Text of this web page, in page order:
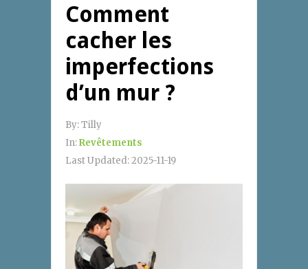
Comment
cacher les
imperfections
d’un mur ?
By:Tilly
In:Revêtements
Last Updated:2025-11-19